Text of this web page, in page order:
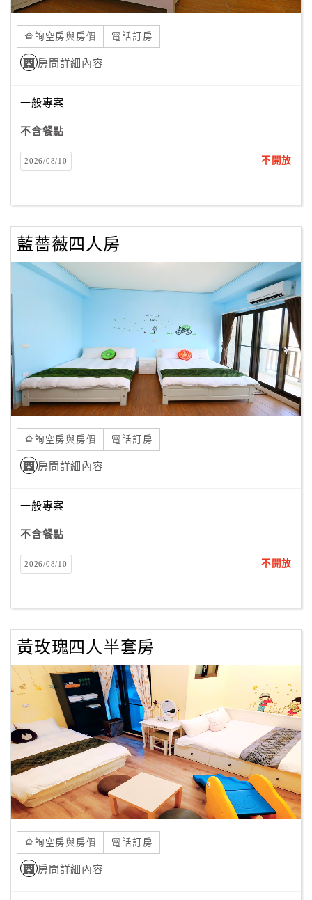
合
作
提
案
店
作
商
合
作
計
商
品
宣
傳
查詢空房與房價 電話訂房
房間詳細內容
一般專案
不含餐點
2026/08/10 不開放
藍薔薇四人房
查詢空房與房價 電話訂房
房間詳細內容
一般專案
不含餐點
2026/08/10 不開放
黃玫瑰四人半套房
查詢空房與房價 電話訂房
房間詳細內容